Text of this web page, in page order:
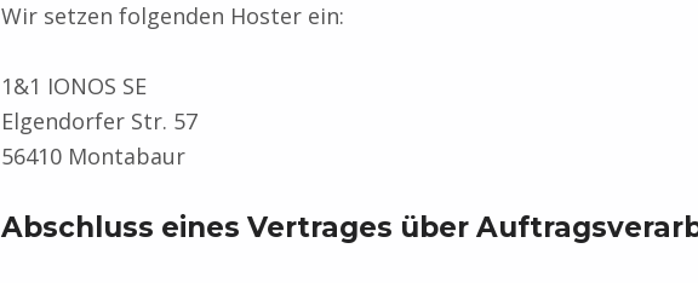
Wir setzen folgenden Hoster ein:
1&1 IONOS SE
Elgendorfer Str. 57
56410 Montabaur
Abschluss eines Vertrages über